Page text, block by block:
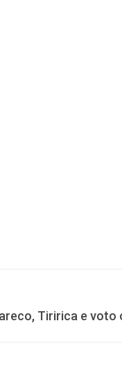
Tiririca e voto